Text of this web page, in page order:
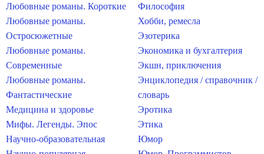
Любовные романы. Короткие
Любовные романы.
Остросюжетные
Любовные романы.
Современные
Любовные романы.
Фантастические
Медицина и здоровье
Мифы. Легенды. Эпос
Научно-образовательная
Философия
Хобби, ремесла
Эзотерика
Экономика и бухгалтерия
Экшн, приключения
Энциклопедия / справочник /
словарь
Эротика
Этика
Юмор